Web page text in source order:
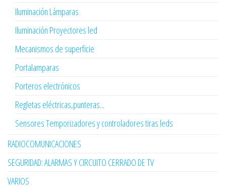
Iluminación Lámparas
Iluminación Proyectores led
Mecanismos de superficie
Portalamparas
Porteros electrónicos
Regletas eléctricas,punteras...
Sensores Temporizadores y controladores tiras leds
RADIOCOMUNICACIONES
SEGURIDAD: ALARMAS Y CIRCUITO CERRADO DE TV
VARIOS